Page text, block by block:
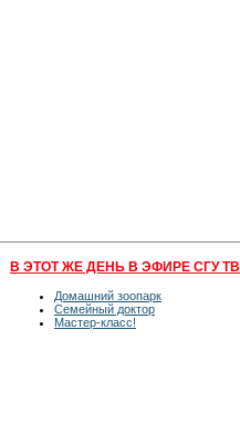
В ЭТОТ ЖЕ ДЕНЬ В ЭФИРЕ СГУ ТВ
Домашний зоопарк
Семейный доктор
Мастер-класс!